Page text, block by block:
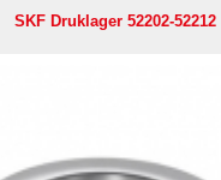
SKF Druklager 52202-52212